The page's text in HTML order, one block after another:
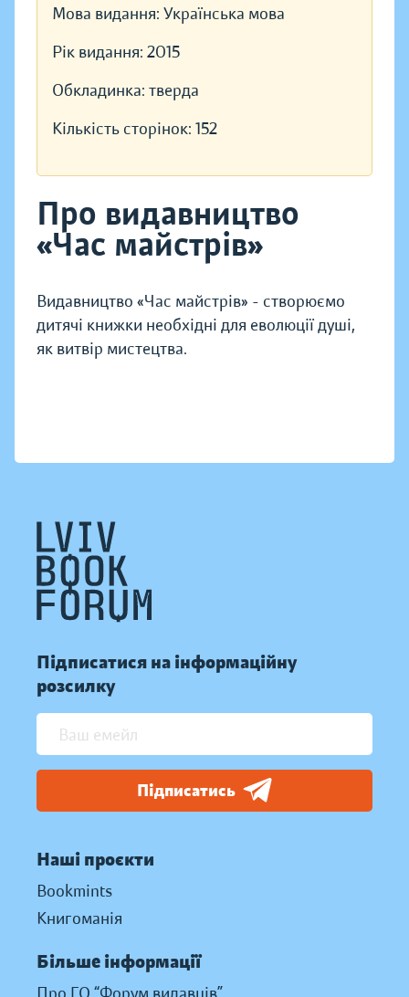
Мова видання: Українська мова
Рік видання: 2015
Обкладинка: тверда
Кількість сторінок: 152
Про видавництво
«Час майстрів»
Видавництво «Час майстрів» - створюємо
дитячі книжки необхідні для еволюції душі,
як витвір мистецтва.
Підписатися на інформаційну
розсилку
Підписатись
Наші проєкти
Bookmints
Книгоманія
Більше інформації